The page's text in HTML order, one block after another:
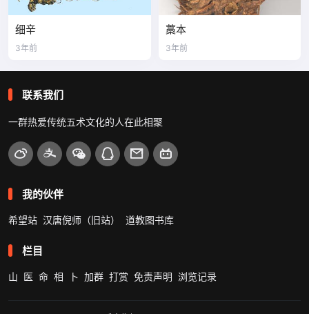
细辛
3年前
藁本
3年前
联系我们
一群热爱传统五术文化的人在此相聚
我的伙伴
希望站 汉唐倪师（旧站） 道教图书库
栏目
山 医 命 相 卜 加群 打赏 免责声明 浏览记录